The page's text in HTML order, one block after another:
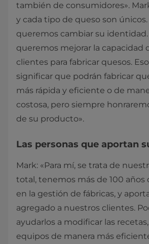
también de consumidores».
y cada tipo de queso son únicos.
queremos cambiar su
queremos mejorar la capacidad
clientes para fabricar quesos.
significar que podrán fabricar
más rápida y eficiente o de
costosa, pero siempre
de su producto».
Las personas que aportan
Mark: «Para mí, se trata de
total, tenemos más de 100 años
en la gestión de fábricas, y
agregado a nuestros clientes.
ayudarlos a modificar las
equipos de manera más